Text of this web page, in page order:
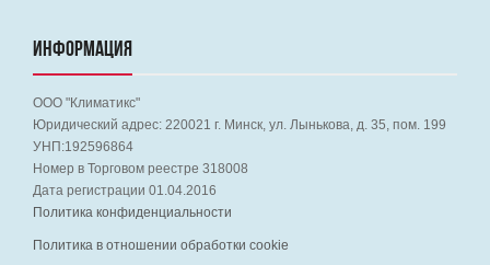
ИНФОРМАЦИЯ
ООО "Климатикс"
Юридический адрес: 220021 г. Минск, ул. Лынькова, д. 35, пом. 199
УНП:192596864
Номер в Торговом реестре 318008
Дата регистрации 01.04.2016
Политика конфиденциальности
Политика в отношении обработки cookie